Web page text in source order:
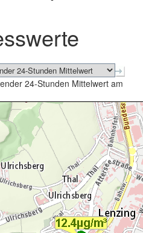
schließen
24-Stunden Mittelwert am